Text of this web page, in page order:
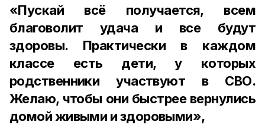
«Пускай всё получается, всем
благоволит удача и все будут
здоровы. Практически в каждом
классе есть дети, у которых
родственники участвуют в СВО.
Желаю, чтобы они быстрее вернулись
домой живыми и здоровыми»,